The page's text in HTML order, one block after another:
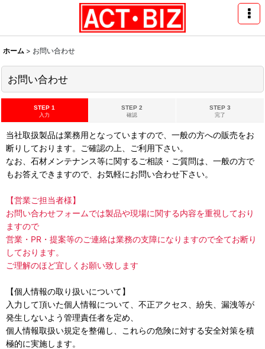
ホーム > お問い合わせ
お問い合わせ
STEP 1
入力
STEP 2
確認
STEP 3
完了
当社取扱製品は業務用となっていますので、一般の方への販売をお
断りしております。ご確認の上、ご利用下さい。
なお、石材メンテナンス等に関するご相談・ご質問は、一般の方で
もお答えできますので、お気軽にお問い合わせ下さい。
【営業ご担当者様】
お問い合わせフォームでは製品や現場に関する内容を重視しており
ますので
営業・PR・提案等のご連絡は業務の支障になりますので全てお断り
しております。
ご理解のほど宜しくお願い致します
【個人情報の取り扱いについて】
入力して頂いた個人情報について、不正アクセス、紛失、漏洩等が
発生しないよう管理責任者を定め、
個人情報取扱い規定を整備し、これらの危険に対する安全対策を積
極的に実施します。